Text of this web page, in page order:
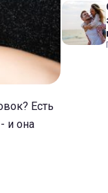
Есть
и она